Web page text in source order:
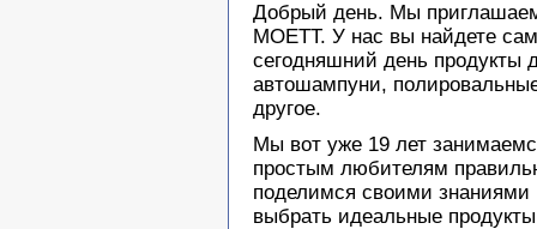
Добрый день. Мы
MOETT. У нас вы найдете
сегодняшний день продукты
автошампуни,
другое.
Мы вот уже 19 лет
простым любителям
поделимся своими
выбрать идеальные